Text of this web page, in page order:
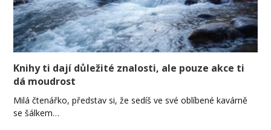
Knihy ti dají důležité znalosti, ale pouze akce ti
dá moudrost
Milá čtenářko, představ si, že sedíš ve své oblíbené kavárně
se šálkem…